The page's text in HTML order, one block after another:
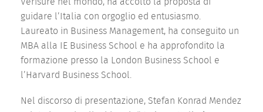
Verisure nel mondo, ha accolto la proposta di
guidare l’Italia con orgoglio ed entusiasmo.
Laureato in Business Management, ha conseguito un
MBA alla IE Business School e ha approfondito la
formazione presso la London Business School e
l’Harvard Business School.
Nel discorso di presentazione, Stefan Konrad Mendez